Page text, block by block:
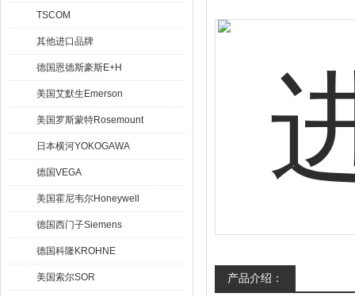
TSCOM
其他进口品牌
德国恩德斯豪斯E+H
美国艾默生Emerson
美国罗斯蒙特Rosemount
日本横河YOKOGAWA
德国VEGA
美国霍尼韦尔Honeywell
德国西门子Siemens
德国科隆KROHNE
美国索尔SOR 产品介绍：